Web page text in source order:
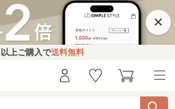
×
以上ご購入で送料無料